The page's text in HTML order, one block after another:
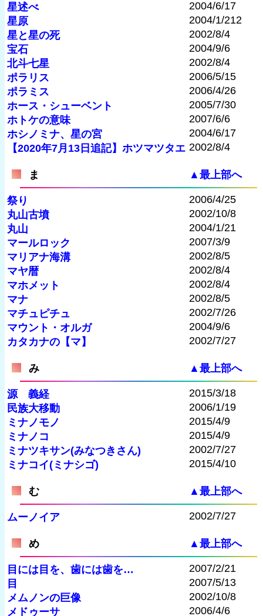
星述べ
2004/6/17
星原
2004/1/212
星と星の死
2002/8/4
宝石
2004/9/6
北斗七星
2002/8/4
ポラリス
2006/5/15
ポラミス
2006/4/26
ホース・シューベント
2005/7/30
ホトケの意味
2007/6/6
ホシノミナ、星の宮
2004/6/17
【2020年7月13日追記】ホツマツタエ 2002/8/4
ま ▲最上部へ
祭り
2006/4/25
丸山古墳
2002/10/8
丸山
2004/1/21
マールロック
2007/3/9
マリアナ海溝
2002/8/5
マヤ暦
2002/8/4
マホメット
2002/8/4
マナ
2002/8/5
マチュピチュ
2002/7/26
マウント・オルガ
2004/9/6
カタカナの【マ】
2002/7/27
み ▲最上部へ
源 義経
2015/3/18
民族大移動
2006/1/19
ミナノモノ
2015/4/9
ミナノコ
2015/4/9
ミナツキサン(みなつきさん)
2002/7/27
ミナコイ(ミナシゴ)
2015/4/10
む ▲最上部へ
ムーノイア 2002/7/27
め ▲最上部へ
目には目を、歯には歯を…
2007/2/21
目
2007/5/13
メムノンの巨像
2002/10/8
メドゥーサ
2006/4/6